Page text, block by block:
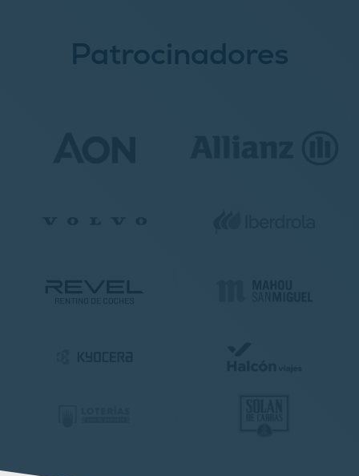
Patrocinadores